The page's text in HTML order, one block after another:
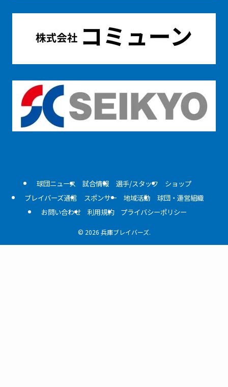
球団ニュース 試合情報 選手/スタッフ
ショップ
ブレイバーズ通信
スポンサー 地域活動
球団・運営組織
お問い合わせ
利用規約 プライバシーポリシー
© 2026 兵庫ブレイバーズ.